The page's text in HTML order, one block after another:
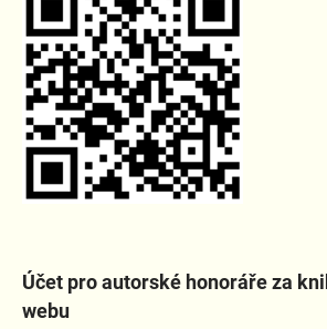
Účet pro autorské honoráře za
webu